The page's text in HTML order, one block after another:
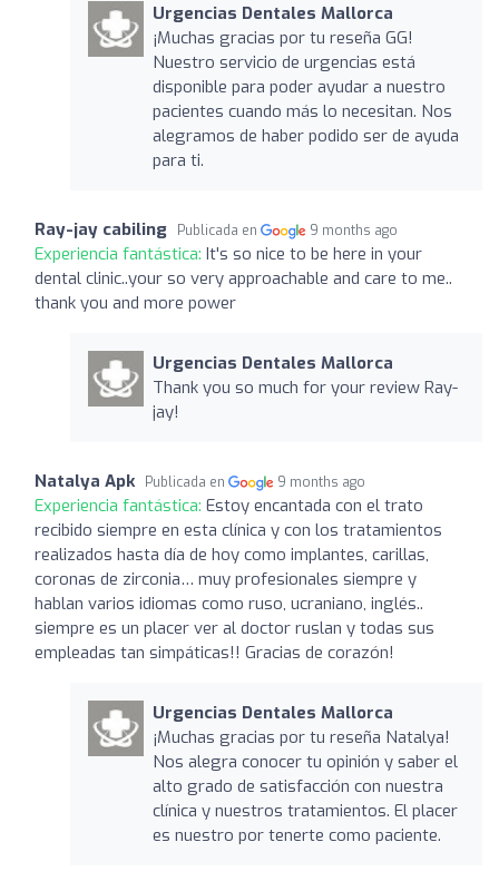
Urgencias Dentales Mallorca
¡Muchas gracias por tu reseña GG!
Nuestro servicio de urgencias está
disponible para poder ayudar a nuestro
pacientes cuando más lo necesitan. Nos
alegramos de haber podido ser de ayuda
para ti.
Ray-jay cabiling Publicada en 9 months ago
Experiencia fantástica: It's so nice to be here in your
dental clinic..your so very approachable and care to me..
thank you and more power
Urgencias Dentales Mallorca
Thank you so much for your review Ray-
jay!
Natalya Apk Publicada en 9 months ago
Experiencia fantástica: Estoy encantada con el trato
recibido siempre en esta clínica y con los tratamientos
realizados hasta día de hoy como implantes, carillas,
coronas de zirconia… muy profesionales siempre y
hablan varios idiomas como ruso, ucraniano, inglés..
siempre es un placer ver al doctor ruslan y todas sus
empleadas tan simpáticas!! Gracias de corazón!
Urgencias Dentales Mallorca
¡Muchas gracias por tu reseña Natalya!
Nos alegra conocer tu opinión y saber el
alto grado de satisfacción con nuestra
clínica y nuestros tratamientos. El placer
es nuestro por tenerte como paciente.